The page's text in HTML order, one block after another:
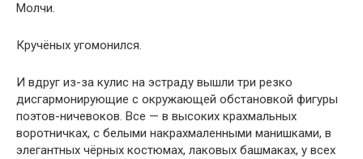
Молчи.
Кручёных угомонился.
И вдруг из-за кулис на эстраду вышли три резко
дисгармонирующие с окружающей обстановкой фигуры
поэтов-ничевоков. Все — в высоких крахмальных
воротничках, с белыми накрахмаленными манишками, в
элегантных чёрных костюмах, лаковых башмаках, у всех